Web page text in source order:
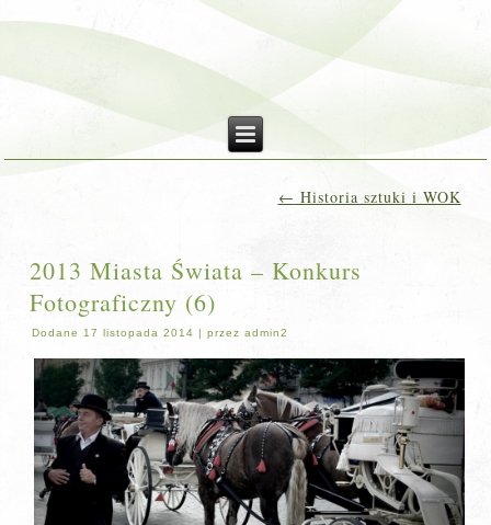
← Historia sztuki i WOK
2013 Miasta Świata – Konkurs
Fotograficzny (6)
Dodane 17 listopada 2014 |przez admin2